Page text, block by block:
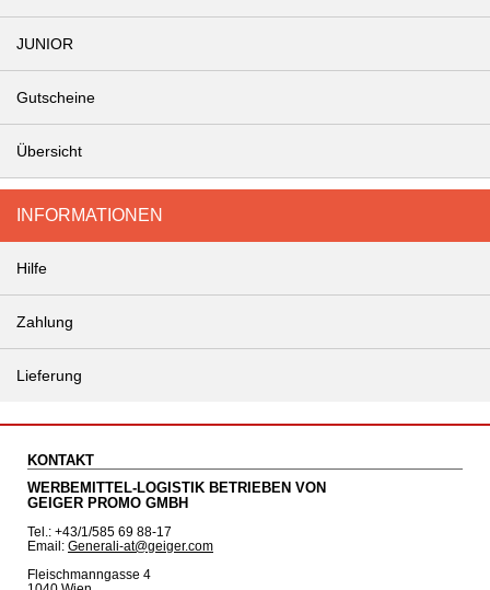
JUNIOR
Gutscheine
Übersicht
INFORMATIONEN
Hilfe
Zahlung
Lieferung
KONTAKT
WERBEMITTEL-LOGISTIK BETRIEBEN VON
GEIGER PROMO GMBH
Tel.: +43/1/585 69 88-17
Email: Generali-at@geiger.com
Fleischmanngasse 4